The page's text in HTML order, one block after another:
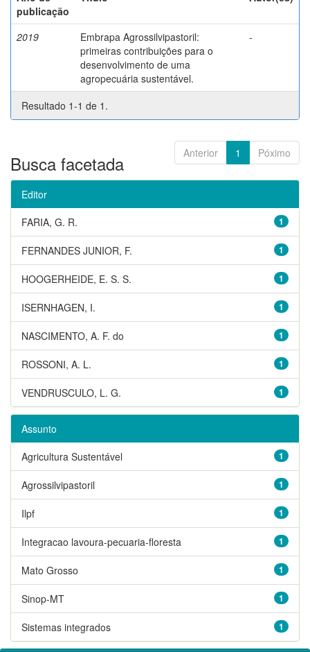
publicação
2019
Embrapa Agrossilvipastoril:
primeiras contribuições para o
desenvolvimento de uma
agropecuária sustentável.
-
Resultado 1-1 de 1.
Anterior 1 Póximo
Busca facetada
Editor
1
FARIA, G. R.
1
FERNANDES JUNIOR, F.
1
HOOGERHEIDE, E. S. S.
1
ISERNHAGEN, I.
1
NASCIMENTO, A. F. do
1
ROSSONI, A. L.
1
VENDRUSCULO, L. G.
Assunto
1
Agricultura Sustentável
1
Agrossilvipastoril
1
Ilpf
1
Integracao lavoura-pecuaria-floresta
1
Mato Grosso
1
Sinop-MT
1
Sistemas integrados